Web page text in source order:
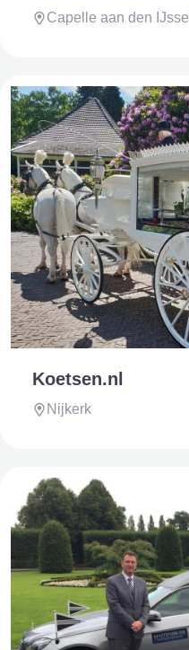
Capelle aan den IJssel
Koetsen.nl
Nijkerk